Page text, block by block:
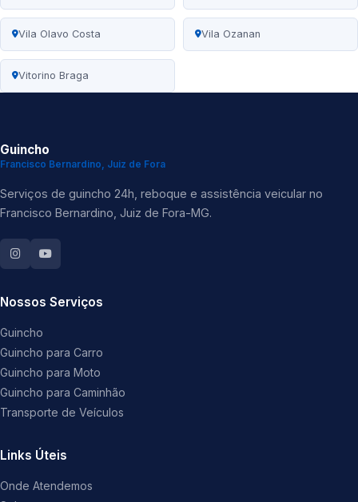
Vila Olavo Costa Vila Ozanan
Vitorino Braga
Guincho
Francisco Bernardino, Juiz de Fora
Serviços de guincho 24h, reboque e assistência veicular no
Francisco Bernardino, Juiz de Fora-MG.
Nossos Serviços
Guincho
Guincho para Carro
Guincho para Moto
Guincho para Caminhão
Transporte de Veículos
Links Úteis
Onde Atendemos